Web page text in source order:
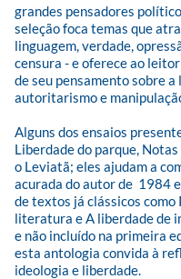
grandes pensadores
seleção foca temas que
linguagem, verdade,
censura - e oferece ao
de seu pensamento sobre
autoritarismo e
Alguns dos ensaios
Liberdade do parque,
o Leviatã; eles ajudam a
acurada do autor de  1984
de textos já clássicos como
literatura e A liberdade de
e não incluído na primeira
esta antologia convida à
ideologia e liberdade.